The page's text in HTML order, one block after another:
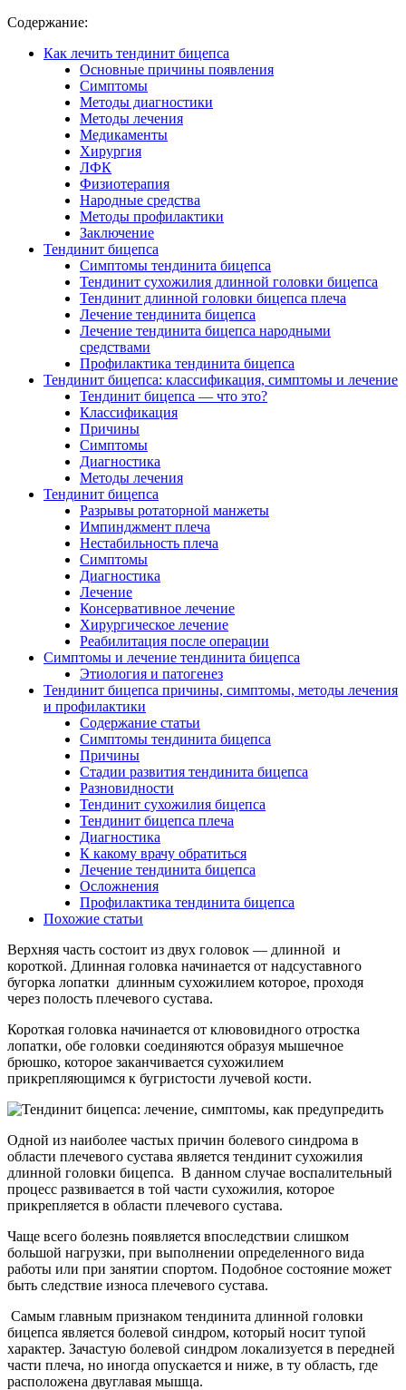
Содержание:
Как лечить тендинит бицепса
Основные причины появления
Симптомы
Методы диагностики
Методы лечения
Медикаменты
Хирургия
ЛФК
Физиотерапия
Народные средства
Методы профилактики
Заключение
Тендинит бицепса
Симптомы тендинита бицепса
Тендинит сухожилия длинной головки бицепса
Тендинит длинной головки бицепса плеча
Лечение тендинита бицепса
Лечение тендинита бицепса народными
средствами
Профилактика тендинита бицепса
Тендинит бицепса: классификация, симптомы и лечение
Тендинит бицепса — что это?
Классификация
Причины
Симптомы
Диагностика
Методы лечения
Тендинит бицепса
Разрывы ротаторной манжеты
Импинджмент плеча
Нестабильность плеча
Симптомы
Диагностика
Лечение
Консервативное лечение
Хирургическое лечение
Реабилитация после операции
Симптомы и лечение тендинита бицепса
Этиология и патогенез
Тендинит бицепса причины, симптомы, методы лечения
и профилактики
Содержание статьи
Симптомы тендинита бицепса
Причины
Стадии развития тендинита бицепса
Разновидности
Тендинит сухожилия бицепса
Тендинит бицепса плеча
Диагностика
К какому врачу обратиться
Лечение тендинита бицепса
Осложнения
Профилактика тендинита бицепса
Похожие статьи
Верхняя часть состоит из двух головок — длинной и
короткой. Длинная головка начинается от надсуставного
бугорка лопатки длинным сухожилием которое, проходя
через полость плечевого сустава.
Короткая головка начинается от клювовидного отростка
лопатки, обе головки соединяются образуя мышечное
брюшко, которое заканчивается сухожилием
прикрепляющимся к бугристости лучевой кости.
Одной из наиболее частых причин болевого синдрома в
области плечевого сустава является тендинит сухожилия
длинной головки бицепса. В данном случае воспалительный
процесс развивается в той части сухожилия, которое
прикрепляется в области плечевого сустава.
Чаще всего болезнь появляется впоследствии слишком
большой нагрузки, при выполнении определенного вида
работы или при занятии спортом. Подобное состояние может
быть следствие износа плечевого сустава.
Самым главным признаком тендинита длинной головки
бицепса является болевой синдром, который носит тупой
характер. Зачастую болевой синдром локализуется в передней
части плеча, но иногда опускается и ниже, в ту область, где
расположена двуглавая мышца.